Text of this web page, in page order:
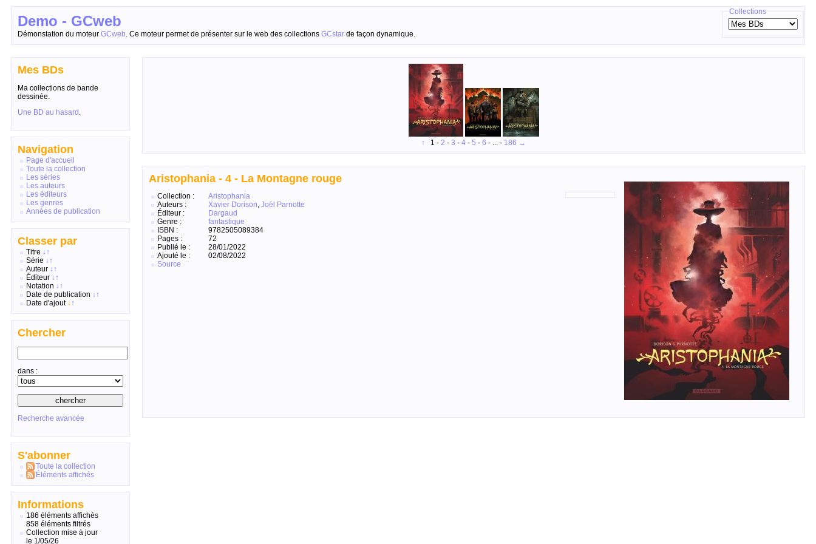
Demo - GCweb
Démonstation du moteur GCweb. Ce moteur permet de présenter sur le web des collections GCstar de façon dynamique.
Collections
Mes BDs
Ma collections de bande
dessinée.
Une BD au hasard .
Navigation
Page d'accueil
Toute la collection
Les séries
Les auteurs
Les éditeurs
Les genres
Années de publication
Classer par
Titre ↓↑
Série ↓↑
Auteur ↓↑
Éditeur ↓↑
Notation ↓↑
Date de publication ↓↑
Date d'ajout ↓↑
Chercher
dans :
Recherche avancée
S'abonner
Toute la collection
Éléments affichés
Informations
186 éléments affichés
858 éléments filtrés
Collection mise à jour
le 1/05/26
↑ 1 - 2 - 3 - 4 - 5 - 6 - ... - 186 →
Aristophania - 4 - La Montagne rouge
Collection :
Aristophania
Auteurs :
Xavier Dorison ,Joël Parnotte
Éditeur :
Dargaud
Genre :
fantastique
ISBN :
9782505089384
Pages :
72
Publié le :
28/01/2022
Ajouté le :
02/08/2022
Source